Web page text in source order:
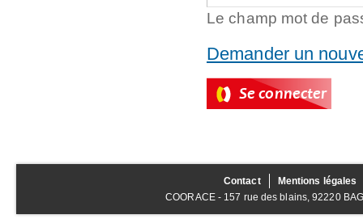
Le champ mot de
Demander un
Contact
Mentions légales
COORACE - 157 rue des blains, 92220